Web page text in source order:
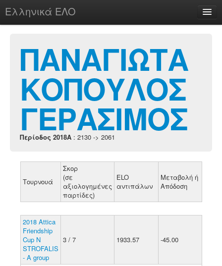
Ελληνικά ΕΛΟ
chesstu.be @ discord
Login
ΠΑΝΑΓΙΩΤΑ
ΚΟΠΟΥΛΟΣ
ΓΕΡΑΣΙΜΟΣ
Περίοδος 2018A : 2130 -> 2061
Τουρνουά
Σκορ
(σε
αξιολογημένες
παρτίδες)
ELO
αντιπάλων
Μεταβολή ή
Απόδοση
2018 Attica
Friendship
Cup N
STROFALIS
- A group
3 / 7 1933.57 -45.00